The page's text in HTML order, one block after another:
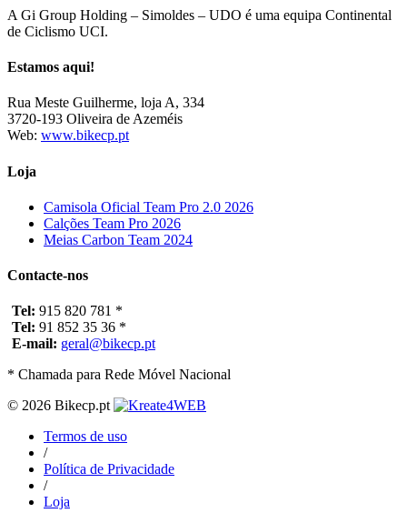
A Gi Group Holding – Simoldes – UDO é uma equipa Continental
de Ciclismo UCI.
Estamos aqui!
Rua Meste Guilherme, loja A, 334
3720-193 Oliveira de Azeméis
Web: www.bikecp.pt
Loja
Camisola Oficial Team Pro 2.0 2026
Calções Team Pro 2026
Meias Carbon Team 2024
Contacte-nos
Tel: 915 820 781 *
Tel: 91 852 35 36 *
E-mail: geral@bikecp.pt
* Chamada para Rede Móvel Nacional
© 2026 Bikecp.pt
Termos de uso
/
Política de Privacidade
/
Loja